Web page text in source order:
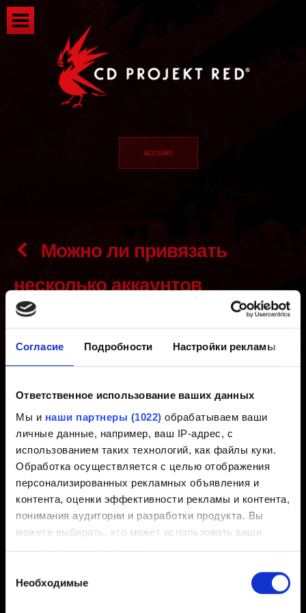
Согласие Подробности Настройки рекламы
Ответственное использование ваших данных
Мы и наши партнеры (1022) обрабатываем ваши
личные данные, например, ваш IP-адрес, с
использованием таких технологий, как файлы куки.
Обработка осуществляется с целью отображения
персонализированных рекламных объявления и
контента, оценки эффективности рекламы и контента,
понимания аудитории и разработки продукта. Вы
можете выбирать, кто может использовать ваши
данные и для каких целей.
Если вы разрешите, мы также хотели бы:
согласия
Необходимые
Можно ли привязать
несколько аккаунтов
сторонних платформ к
учётной записи
CD PROJEKT RED?
Создано 1 год назад Обновлено 1 год назад
К каждой учётной записи CD PROJEKT RED можно
привязать несколько аккаунтов сторонних платформ,
но не более одной на каждую платформу (например,
одну от Steam, одну от Xbox и одну от PlayStation).